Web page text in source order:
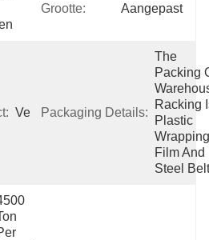
Grootte: Aangepast
Verpakkingsrakken
Packaging Details:
The
Packing
Racking
Plastic
Wrapping
Film And
Steel